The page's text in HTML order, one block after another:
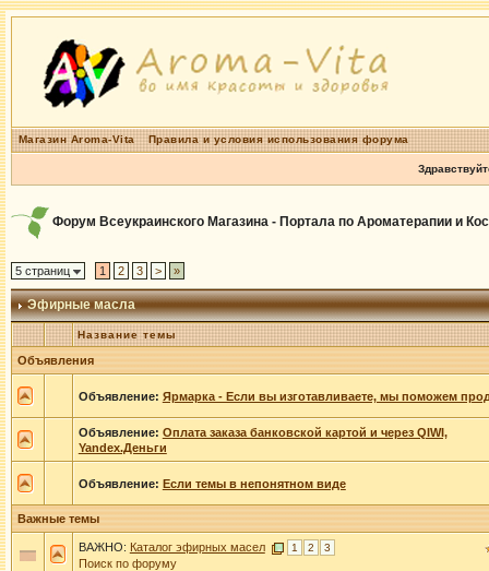
Магазин Aroma-Vita Правила и условия использования форума
Форум Всеукраинского Магазина - Портала по Ароматерапии и
5 страниц 1 2 3 > »
Эфирные масла
Название темы
Объявления
Объявление: Ярмарка - Если вы изготавливаете, мы поможем
Объявление: Оплата заказа банковской картой и через QIWI,
Yandex.Деньги
Объявление: Если темы в непонятном виде
Важные темы
ВАЖНО: Каталог эфирных масел 1 2 3
Поиск по форуму